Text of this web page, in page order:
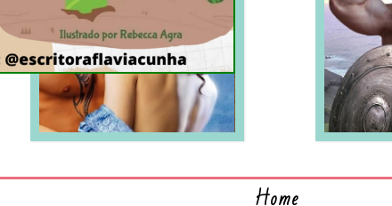
LEIA MAIS